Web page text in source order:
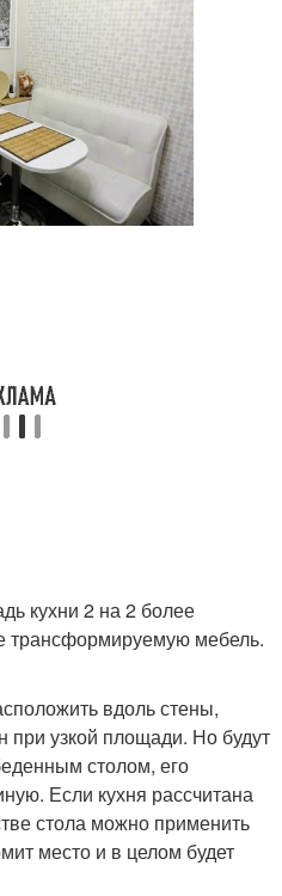
кухни 2 на 2 более
трансформируемую мебель.
вдоль стены,
при узкой площади. Но будут
столом, его
Если кухня рассчитана
стола можно применить
место и в целом будет